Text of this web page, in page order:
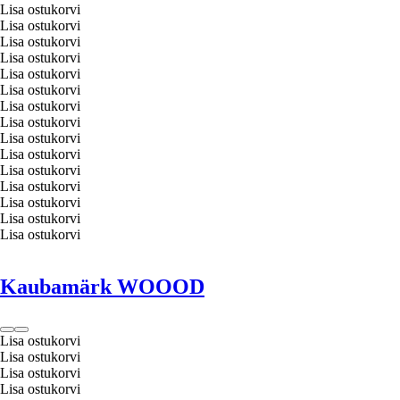
Lisa ostukorvi
Lisa ostukorvi
Lisa ostukorvi
Lisa ostukorvi
Lisa ostukorvi
Lisa ostukorvi
Lisa ostukorvi
Lisa ostukorvi
Lisa ostukorvi
Lisa ostukorvi
Lisa ostukorvi
Lisa ostukorvi
Lisa ostukorvi
Lisa ostukorvi
Lisa ostukorvi
Kaubamärk WOOOD
Lisa ostukorvi
Lisa ostukorvi
Lisa ostukorvi
Lisa ostukorvi